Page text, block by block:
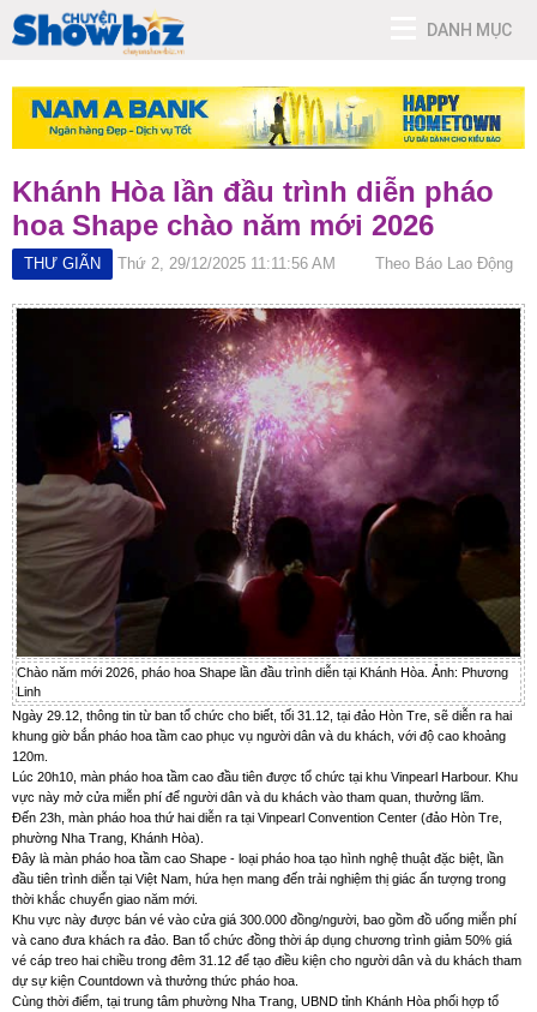
DANH MỤC
Khánh Hòa lần đầu trình diễn pháo
hoa Shape chào năm mới 2026
THƯ GIÃN Thứ 2, 29/12/2025 11:11:56 AM Theo Báo Lao Động
Chào năm mới 2026, pháo hoa Shape lần đầu trình diễn tại Khánh Hòa. Ảnh: Phương
Linh
Ngày 29.12, thông tin từ ban tổ chức cho biết, tối 31.12, tại đảo Hòn Tre, sẽ diễn ra hai
khung giờ bắn pháo hoa tầm cao phục vụ người dân và du khách, với độ cao khoảng
120m.
Lúc 20h10, màn pháo hoa tầm cao đầu tiên được tổ chức tại khu Vinpearl Harbour. Khu
vực này mở cửa miễn phí để người dân và du khách vào tham quan, thưởng lãm.
Đến 23h, màn pháo hoa thứ hai diễn ra tại Vinpearl Convention Center (đảo Hòn Tre,
phường Nha Trang, Khánh Hòa).
Đây là màn pháo hoa tầm cao Shape - loại pháo hoa tạo hình nghệ thuật đặc biệt, lần
đầu tiên trình diễn tại Việt Nam, hứa hẹn mang đến trải nghiệm thị giác ấn tượng trong
thời khắc chuyển giao năm mới.
Khu vực này được bán vé vào cửa giá 300.000 đồng/người, bao gồm đồ uống miễn phí
và cano đưa khách ra đảo. Ban tổ chức đồng thời áp dụng chương trình giảm 50% giá
vé cáp treo hai chiều trong đêm 31.12 để tạo điều kiện cho người dân và du khách tham
dự sự kiện Countdown và thưởng thức pháo hoa.
Cùng thời điểm, tại trung tâm phường Nha Trang, UBND tỉnh Khánh Hòa phối hợp tổ